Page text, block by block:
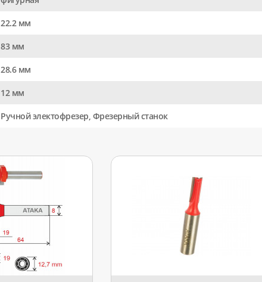
22.2 мм
83 мм
28.6 мм
12 мм
Ручной электофрезер, Фрезерный станок